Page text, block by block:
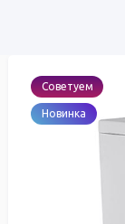
Советуем
Новинка